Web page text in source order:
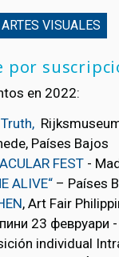
ARTES VISUALES
por
en 2022:
Países Bajos
FEST-
ALIVE“– Países
, Art Fair
23 февруари
individual